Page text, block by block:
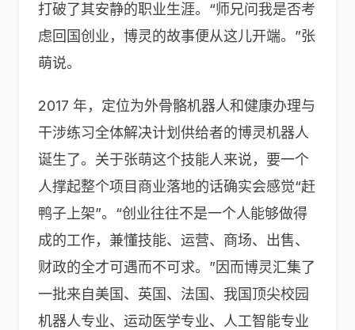
打破了其安静的职业生涯。“师兄问我是否考
虑回国创业，博灵的故事便从这儿开端。”张
萌说。
2017 年，定位为外骨骼机器人和健康办理与
干涉练习全体解决计划供给者的博灵机器人
诞生了。关于张萌这个技能人来说，要一个
人撑起整个项目商业落地的话确实会感觉“赶
鸭子上架”。“创业往往不是一个人能够做得
成的工作，兼懂技能、运营、商场、出售、
财政的全才可遇而不可求。”因而博灵汇集了
一批来自美国、英国、法国、我国顶尖校园
机器人专业、运动医学专业、人工智能专业